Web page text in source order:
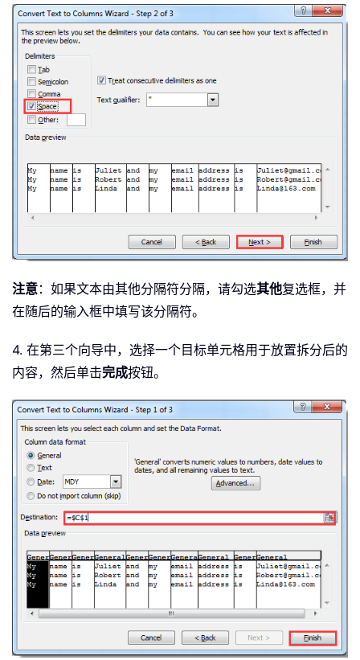
注意：如果文本由其他分隔符分隔，请勾选其他复选框，并
在随后的输入框中填写该分隔符。
4. 在第三个向导中，选择一个目标单元格用于放置拆分后的
内容，然后单击完成按钮。